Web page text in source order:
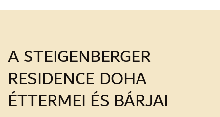
A STEIGENBERGER
RESIDENCE DOHA
ÉTTERMEI ÉS BÁRJAI